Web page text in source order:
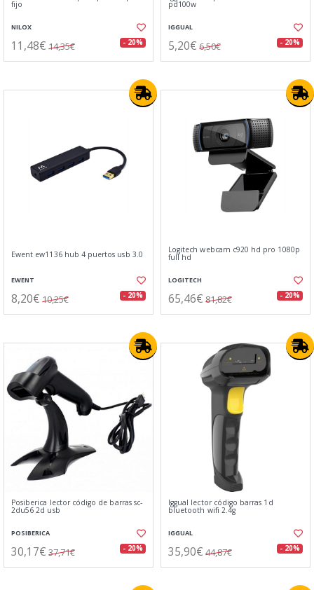
fijo
NILOX
11,48€ 14,35€ - 20%
pd100w
IGGUAL
5,20€ 6,50€ - 20%
Ewent ew1136 hub 4 puertos usb 3.0
EWENT
8,20€ 10,25€ - 20%
Logitech webcam c920 hd pro 1080p
full hd
LOGITECH
65,46€ 81,82€ - 20%
Posiberica lector código de barras sc-
2du56 2d usb
POSIBERICA
30,17€ 37,71€ - 20%
Iggual lector código barras 1d
bluetooth wifi 2.4g
IGGUAL
35,90€ 44,87€ - 20%